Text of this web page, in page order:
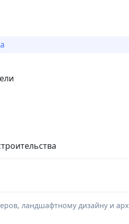
ландшафтному дизайну и